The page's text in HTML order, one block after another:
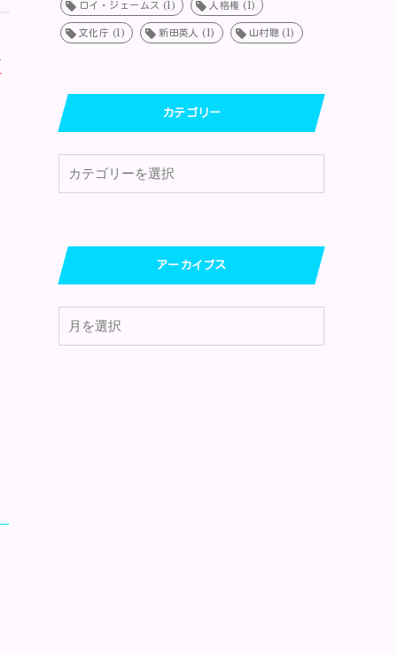
ロイ・ジェームス (1) 人格権 (1)
文化庁 (1) 新田英人 (1) 山村聰(1)
カテゴリー
アーカイブス